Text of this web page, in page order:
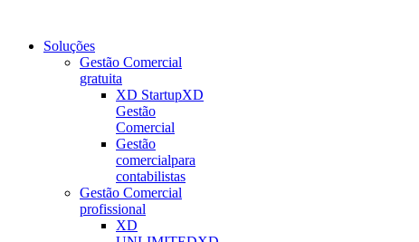
Soluções
Gestão Comercial
gratuita
XD StartupXD
Gestão
Comercial
Gestão
comercialpara
contabilistas
Gestão Comercial
profissional
XD